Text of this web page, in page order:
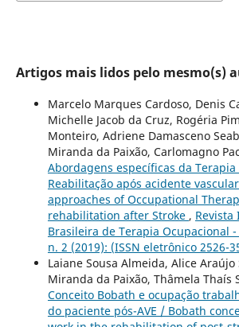
Artigos mais lidos pelo mesmo(s)
Marcelo Marques Cardoso, Denis
Michelle Jacob da Cruz, Rogéria
Monteiro, Adriene Damasceno
Miranda da Paixão, Carlomagno
Abordagens específicas da
Reabilitação após acidente
approaches of Occupational
rehabilitation after Stroke ,
Brasileira de Terapia Ocupacional -
n. 2 (2019): (ISSN eletrônico 2526-
Laiane Sousa Almeida, Alice Araújo
Miranda da Paixão, Thâmela Thaís
Conceito Bobath e ocupação
do paciente pós-AVE / Bobath